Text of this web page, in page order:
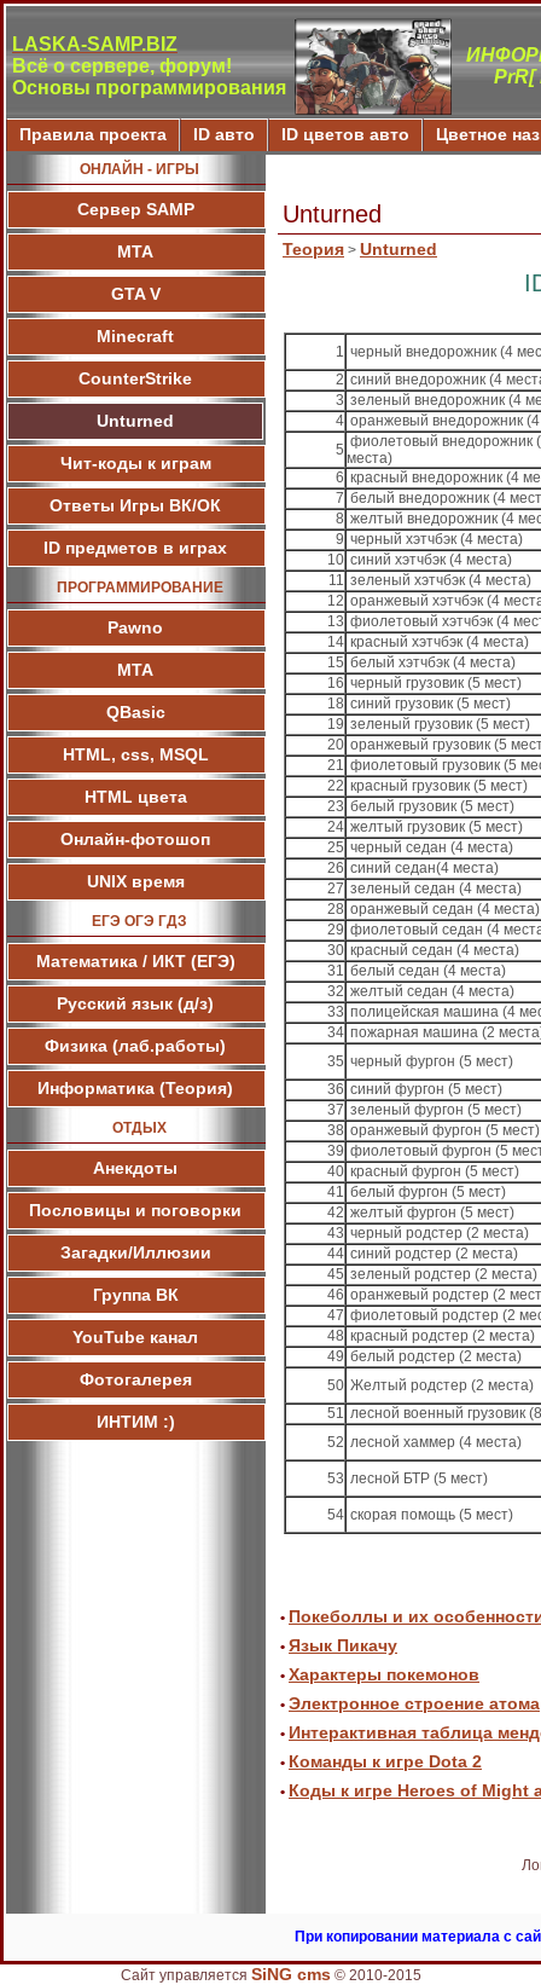
LASKA-SAMP.BIZ
Всё о сервере, форум!
Основы программирования
PrR[
Правила проекта ID авто ID цветов авто Цветное
ОНЛАЙН - ИГРЫ
Сервер SAMP
МТА
GTA V
Minecraft
CounterStrike
Unturned
Чит-коды к играм
Ответы Игры ВК/ОК
ID предметов в играх
ПРОГРАММИРОВАНИЕ
Pawnо
МТА
QBasic
HTML, css, MSQL
HTML цвета
Онлайн-фотошоп
UNIX время
ЕГЭ ОГЭ ГДЗ
Математика / ИКТ (ЕГЭ)
Русский язык (д/з)
Физика (лаб.работы)
Информатика (Теория)
ОТДЫХ
Анекдоты
Пословицы и поговорки
Загадки/Иллюзии
Группа ВК
YouTube канал
Фотогалерея
ИНТИМ :)
Unturned
Теория > Unturned
1 черный внедорожник (4
2 синий внедорожник (4
3 зеленый внедорожник (4
4 оранжевый внедорожник
5 фиолетовый внедорожник
места)
6 красный внедорожник (4
7 белый внедорожник (4
8 желтый внедорожник (4
9 черный хэтчбэк (4 места)
10 синий хэтчбэк (4 места)
11 зеленый хэтчбэк (4 места)
12 оранжевый хэтчбэк (4
13 фиолетовый хэтчбэк (4
14 красный хэтчбэк (4 места)
15 белый хэтчбэк (4 места)
16 черный грузовик (5 мест)
18 синий грузовик (5 мест)
19 зеленый грузовик (5 мест)
20 оранжевый грузовик (5
21 фиолетовый грузовик (5
22 красный грузовик (5 мест)
23 белый грузовик (5 мест)
24 желтый грузовик (5 мест)
25 черный седан (4 места)
26 синий седан(4 места)
27 зеленый седан (4 места)
28 оранжевый седан (4 места)
29 фиолетовый седан (4
30 красный седан (4 места)
31 белый седан (4 места)
32 желтый седан (4 места)
33 полицейская машина (4
34 пожарная машина (2
35 черный фургон (5 мест)
36 синий фургон (5 мест)
37 зеленый фургон (5 мест)
38 оранжевый фургон (5 мест)
39 фиолетовый фургон (5
40 красный фургон (5 мест)
41 белый фургон (5 мест)
42 желтый фургон (5 мест)
43 черный родстер (2 места)
44 синий родстер (2 места)
45 зеленый родстер (2 места)
46 оранжевый родстер (2
47 фиолетовый родстер (2
48 красный родстер (2 места)
49 белый родстер (2 места)
50 Желтый родстер (2 места)
51 лесной военный грузовик
52 лесной хаммер (4 места)
53 лесной БТР (5 мест)
54 скорая помощь (5 мест)
• Покеболлы и их
• Язык Пикачу
• Характеры покемонов
• Электронное строение атома
• Интерактивная таблица
• Команды к игре Dota 2
• Коды к игре Heroes of Might
При копировании материала с
Сайт управляется SiNG cms© 2010-2015